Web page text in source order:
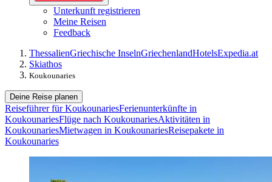
Unterkunft registrieren
Meine Reisen
Feedback
ThessalienGriechische InselnGriechenlandHotelsExpedia.at
Skiathos
Koukounaries
Deine Reise planen
Reiseführer für KoukounariesFerienunterkünfte in
KoukounariesFlüge nach KoukounariesAktivitäten in
KoukounariesMietwagen in KoukounariesReisepakete in
Koukounaries